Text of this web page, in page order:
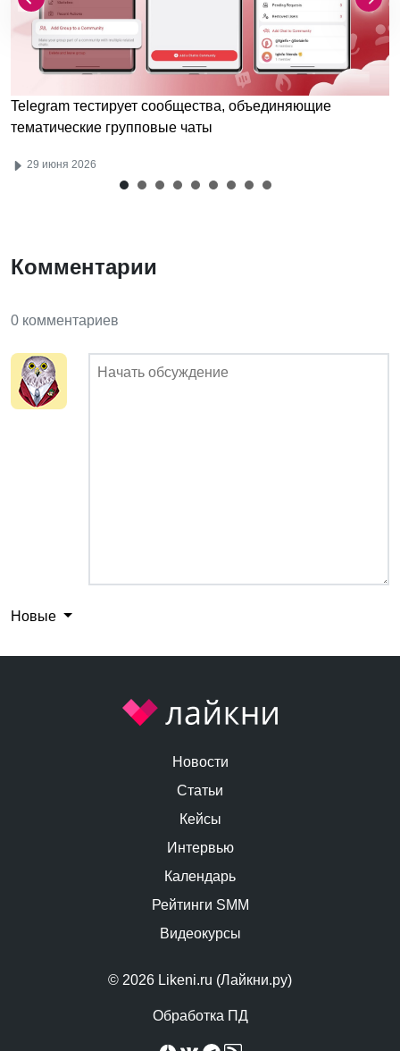
Telegram тестирует сообщества, объединяющие
тематические групповые чаты
29 июня 2026
Комментарии
0 комментариев
Новые
© 2026 Likeni.ru (Лайкни.ру)
Обработка ПД
Новости
Статьи
Кейсы
Интервью
Календарь
Рейтинги SMM
Видеокурсы